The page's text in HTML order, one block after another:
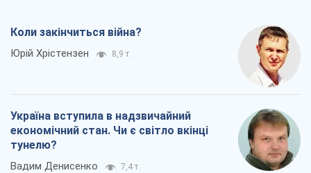
Коли закінчиться війна?
Юрій Хрістензен 8,9 т.
Україна вступила в надзвичайний
економічний стан. Чи є світло вкінці
тунелю?
Вадим Денисенко 7,4 т.